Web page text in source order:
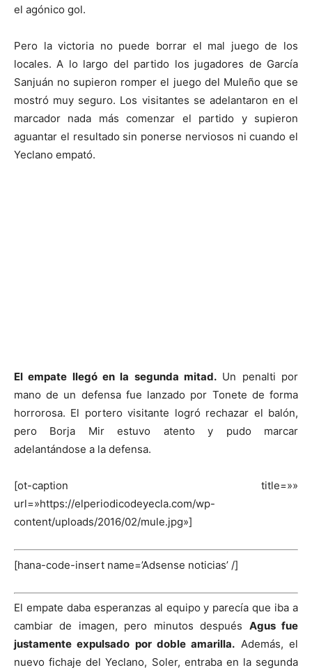
el agónico gol.
Pero la victoria no puede borrar el mal juego de los
locales. A lo largo del partido los jugadores de García
Sanjuán no supieron romper el juego del Muleño que se
mostró muy seguro. Los visitantes se adelantaron en el
marcador nada más comenzar el partido y supieron
aguantar el resultado sin ponerse nerviosos ni cuando el
Yeclano empató.
El empate llegó en la segunda mitad. Un penalti por
mano de un defensa fue lanzado por Tonete de forma
horrorosa. El portero visitante logró rechazar el balón,
pero Borja Mir estuvo atento y pudo marcar
adelantándose a la defensa.
[ot-caption title=»»
url=»https://elperiodicodeyecla.com/wp-
content/uploads/2016/02/mule.jpg»]
[hana-code-insert name=’Adsense noticias’ /]
El empate daba esperanzas al equipo y parecía que iba a
cambiar de imagen, pero minutos después Agus fue
justamente expulsado por doble amarilla. Además, el
nuevo fichaje del Yeclano, Soler, entraba en la segunda